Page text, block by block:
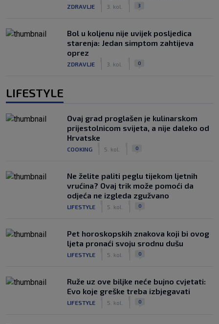
ZDRAVLJE 3. kol. 3
Bol u koljenu nije uvijek posljedica
starenja: Jedan simptom zahtijeva
oprez
ZDRAVLJE 3. kol. 0
LIFESTYLE
Ovaj grad proglašen je kulinarskom
prijestolnicom svijeta, a nije daleko od
Hrvatske
COOKING 5. kol. 0
Ne želite paliti peglu tijekom ljetnih
vrućina? Ovaj trik može pomoći da
odjeća ne izgleda zgužvano
LIFESTYLE 5. kol. 0
Pet horoskopskih znakova koji bi ovog
ljeta pronaći svoju srodnu dušu
LIFESTYLE 5. kol. 0
Ruže uz ove biljke neće bujno cvjetati:
Evo koje greške treba izbjegavati
LIFESTYLE 5. kol. 0